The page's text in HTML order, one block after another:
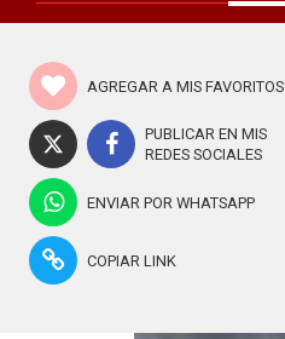
AGREGAR A MIS FAVORITOS
PUBLICAR EN MIS
REDES SOCIALES
ENVIAR POR WHATSAPP
COPIAR LINK